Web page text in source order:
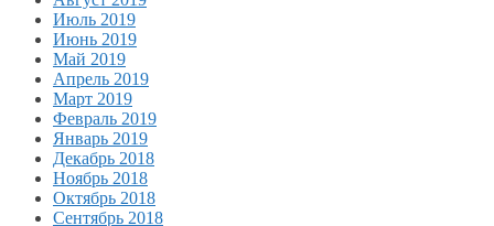
Июль 2019
Июнь 2019
Май 2019
Апрель 2019
Март 2019
Февраль 2019
Январь 2019
Декабрь 2018
Ноябрь 2018
Октябрь 2018
Сентябрь 2018